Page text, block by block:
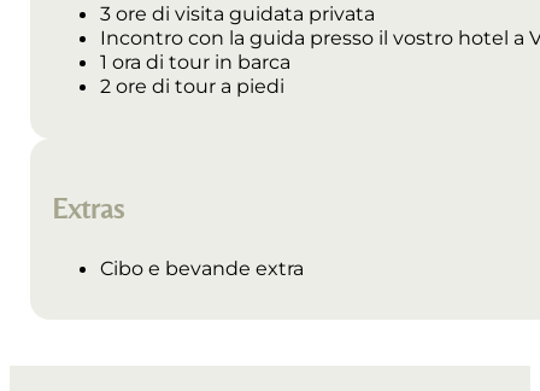
3 ore di visita guidata privata
Incontro con la guida presso il vostro hotel a
1 ora di tour in barca
2 ore di tour a piedi
Extras
Cibo e bevande extra